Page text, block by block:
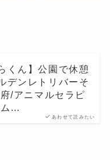
あわせて読みたい
くん】公園で休憩
デンレトリバーそ
/アニマルセラピ
ム…